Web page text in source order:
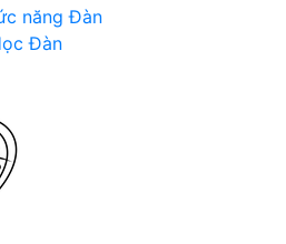
năng Đàn
Đàn